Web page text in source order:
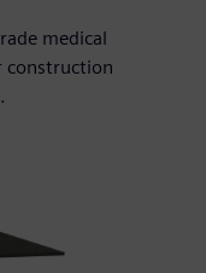
medical
construction